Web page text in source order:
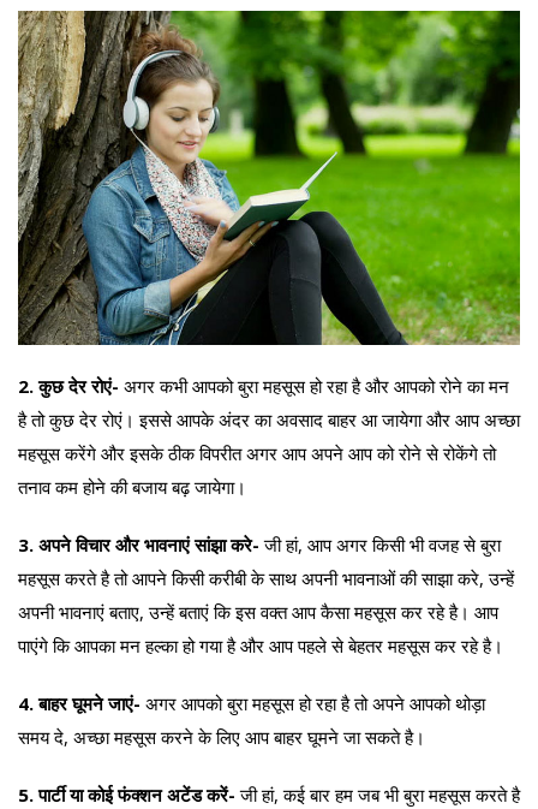
2. कुछ देर रोएं- अगर कभी आपको बुरा महसूस हो रहा है और आपको रोने का मन
है तो कुछ देर रोएं। इससे आपके अंदर का अवसाद बाहर आ जायेगा और आप अच्छा
महसूस करेंगे और इसके ठीक विपरीत अगर आप अपने आप को रोने से रोकेंगे तो
तनाव कम होने की बजाय बढ़ जायेगा।
3. अपने विचार और भावनाएं सांझा करे- जी हां, आप अगर किसी भी वजह से बुरा
महसूस करते है तो आपने किसी करीबी के साथ अपनी भावनाओं की साझा करे, उन्हें
अपनी भावनाएं बताए, उन्हें बताएं कि इस वक्त आप कैसा महसूस कर रहे है। आप
पाएंगे कि आपका मन हल्का हो गया है और आप पहले से बेहतर महसूस कर रहे है।
4. बाहर घूमने जाएं- अगर आपको बुरा महसूस हो रहा है तो अपने आपको थोड़ा
समय दे, अच्छा महसूस करने के लिए आप बाहर घूमने जा सकते है।
5. पार्टी या कोई फंक्शन अटेंड करें- जी हां, कई बार हम जब भी बुरा महसूस करते है